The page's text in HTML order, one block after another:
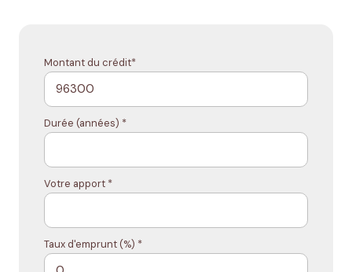
Montant du crédit*
Durée (années) *
Votre apport *
Taux d'emprunt (%) *